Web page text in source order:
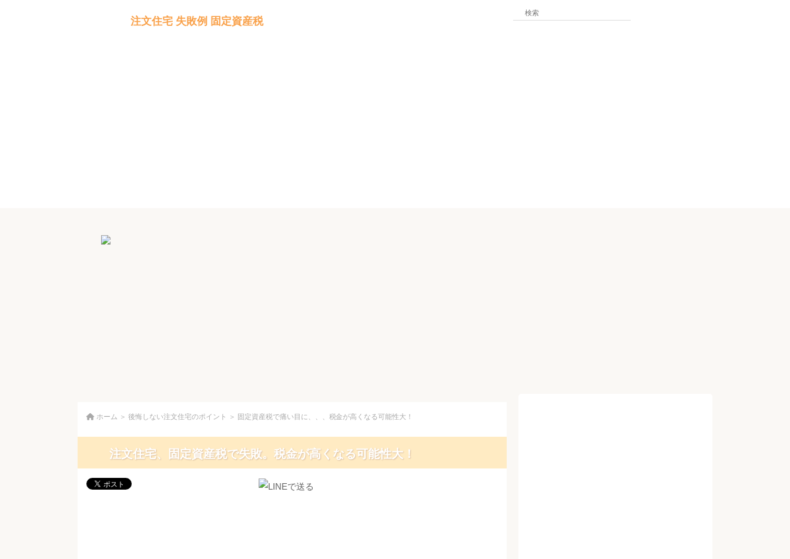
注文住宅 失敗例 固定資産税
ホーム ＞ 後悔しない注文住宅のポイント ＞ 固定資産税で痛い目に、、、税金が高くなる可能性大！
注文住宅、固定資産税で失敗。税金が高くなる可能性大！